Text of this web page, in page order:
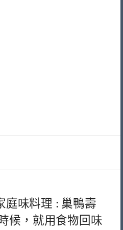
庭味料理 : 巢鴨壽
候，就用食物回味